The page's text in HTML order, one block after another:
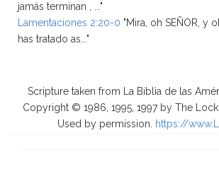
jamás terminan , ..."
Lamentaciones 2:20-0 "Mira, oh SEÑOR, y
has tratado as..."
Scripture taken from La Biblia de las
Copyright © 1986, 1995, 1997 by The
Used by permission.
https://